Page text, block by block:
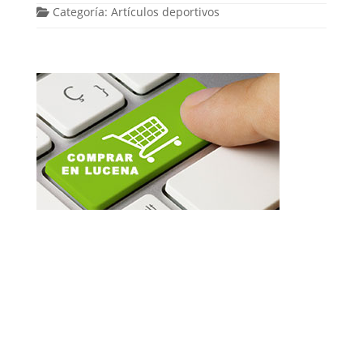
Categoría:Artículos deportivos